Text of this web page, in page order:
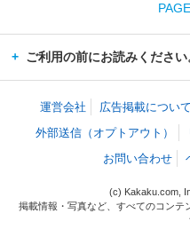
ご利用の前にお読みください
運営会社 広告掲載について
外部送信（オプトアウト）
お問い合わせ
(c) Kakaku.com,
掲載情報・写真など、すべてのコンテ